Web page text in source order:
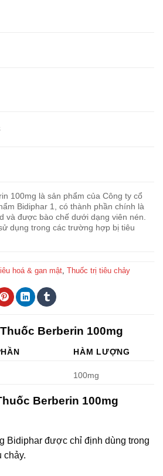
100mg là sản phẩm của Công ty cổ
Bidiphar 1, có thành phần chính là
và được bào chế dưới dạng viên nén.
dụng trong các trường hợp bị tiêu
hoá & gan mật Thuốc trị tiêu chảy
Berberin 100mg
HÀM LƯỢNG
100mg
Berberin 100mg
Bidiphar được chỉ định dùng trong
chảy.